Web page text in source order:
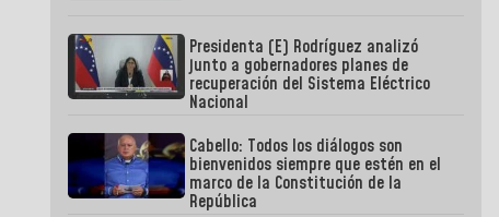
Presidenta (E) Rodríguez analizó
junto a gobernadores planes de
recuperación del Sistema Eléctrico
Nacional
Cabello: Todos los diálogos son
bienvenidos siempre que estén en el
marco de la Constitución de la
República